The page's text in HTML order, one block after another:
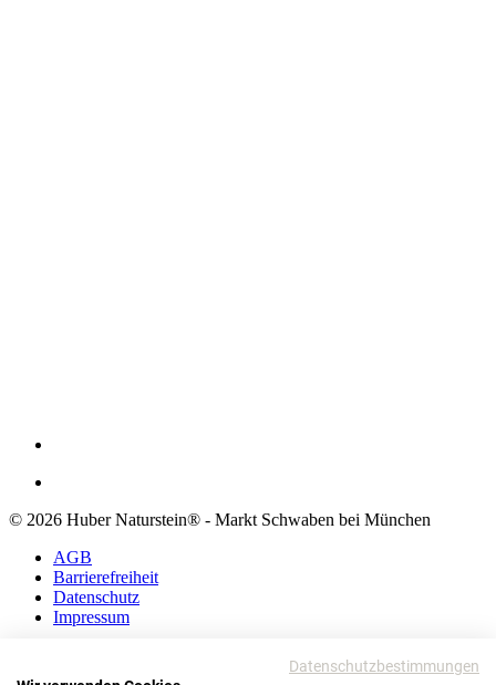
© 2026 Huber Naturstein® - Markt Schwaben bei München
AGB
Barrierefreiheit
Datenschutz
Impressum
Datenschutzbestimmungen